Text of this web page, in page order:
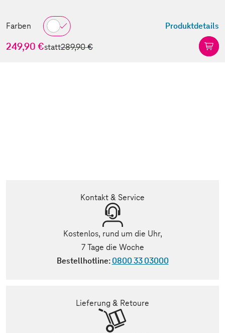
Farben Produktdetails
249,90 €statt289,90 €
Kontakt & Service
Kostenlos, rund um die Uhr,
7 Tage die Woche
Bestellhotline:0800 33 03000
Lieferung & Retoure